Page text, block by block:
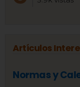
Artículos
Normas y